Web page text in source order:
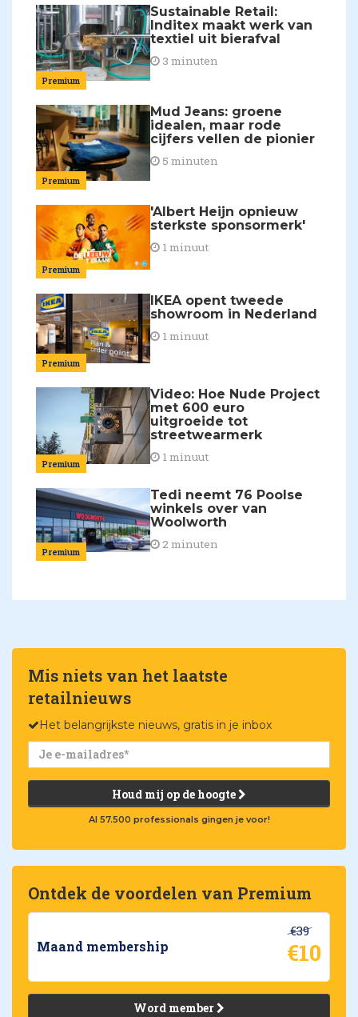
Premium
Sustainable Retail:
Inditex maakt werk van
textiel uit bierafval
3 minuten
Premium
Mud Jeans: groene
idealen, maar rode
cijfers vellen de pionier
5 minuten
Premium
'Albert Heijn opnieuw
sterkste sponsormerk'
1 minuut
Premium
IKEA opent tweede
showroom in Nederland
1 minuut
Premium
Video: Hoe Nude Project
met 600 euro
uitgroeide tot
streetwearmerk
1 minuut
Premium
Tedi neemt 76 Poolse
winkels over van
Woolworth
2 minuten
Mis niets van het laatste
retailnieuws
Het belangrijkste nieuws, gratis in je inbox
Houd mij op de hoogte
Al 57.500 professionals gingen je voor!
Ontdek de voordelen van Premium
Maand membership
€39
€10
Word member